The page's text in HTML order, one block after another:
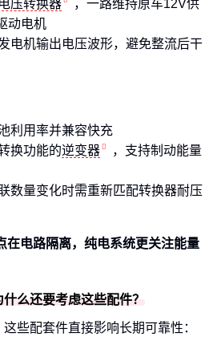
电压转换器
，一路维持原车12V供
动电机
电机输出电压波形，避免整流后干
利用率并兼容快充
换功能的逆变器
，支持制动能量
数量变化时需重新匹配转换器耐压
在电路隔离，纯电系统更关注能量
么还要考虑这些配件？
些配套件直接影响长期可靠性：